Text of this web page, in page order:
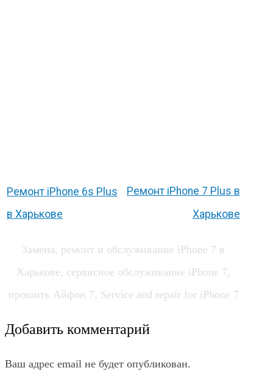
Ремонт iPhone 6s Plus
в Харькове
Ремонт iPhone 7 Plus в
Харькове
Замена, ремонт и обслуживание iPhone 7 в
Харькове, сервисное обслуживание iPhone 7,
прошить Айфон 7, Service and repair for iPhone 7
Добавить комментарий
Ваш адрес email не будет опубликован.